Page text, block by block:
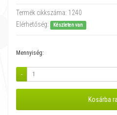
Termék cikkszáma: 1240
Elérhetőség:
Készleten van
Mennyiség:
-
Kosárba